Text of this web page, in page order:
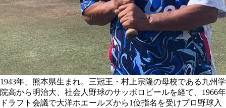
1943年、熊本県生まれ。三冠王・村上宗隆の母校である九州学
院高から明治大、社会人野球のサッポロビールを経て、1966年
ドラフト会議で大洋ホエールズから1位指名を受けプロ野球入